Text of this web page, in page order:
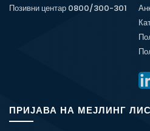
Позивни центар 0800/300-301
ПРИЈАВА НА МЕЈЛИНГ